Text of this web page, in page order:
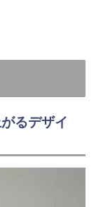
るデザイ